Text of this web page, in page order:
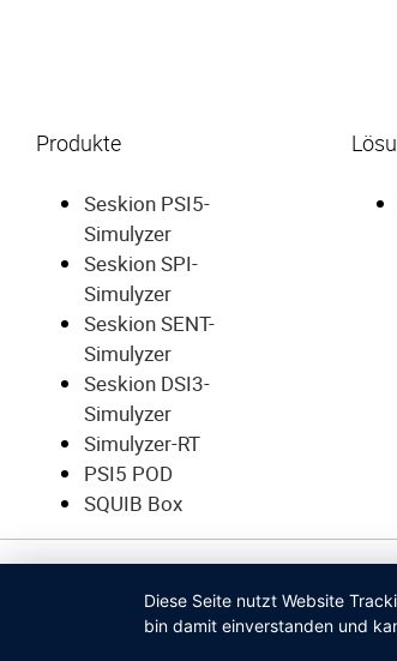
Produkte
Seskion PSI5-
Simulyzer
Seskion SPI-
Simulyzer
Seskion SENT-
Simulyzer
Seskion DSI3-
Simulyzer
Simulyzer-RT
PSI5 POD
SQUIB Box
Diese Seite nutzt Website
bin damit einverstanden und